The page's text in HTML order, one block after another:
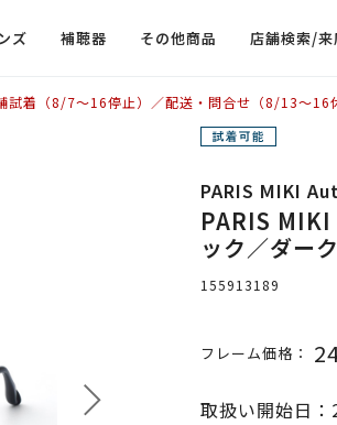
ズ 補聴器 その他商品 店舗検索/
試着（8/7〜16停止）／配送・問合せ（8/13〜16
PARIS MIKI
PARIS
ック／ダー
155913189
フレーム価格：
取扱い開始日